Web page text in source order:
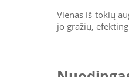
Vienas iš tokių
jo gražių,